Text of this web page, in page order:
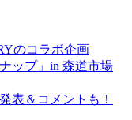
のコラボ企画
ップ」in 森道市場
表＆コメントも！